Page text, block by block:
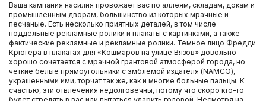
Ваша кампания насилия провожает вас по аллеям, складам, докам и
промышленным дворам, большинство из которых мрачные и
песчаные. Есть несколько приятных деталей, в том числе
поддельные рекламные ролики и плакаты с картинками, а также
фактические рекламные и рекламные ролики. Темное лицо Фредди
Крюгера в плакатах для «Кошмаров на улице Вязов» довольно
хорошо сочетается с мрачной грантовой атмосферой города, но
четкие белые прямоугольники с эмблемой издателя (NAMCO),
украшенными ими, торчат так же, как и многие больные пальцы. К
счастью, эти отвлечения недолговечны, потому что скоро кто-то